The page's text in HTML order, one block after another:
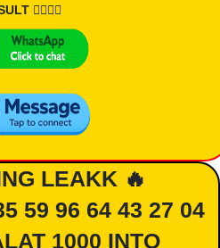
👇🏾👇🏾
LEAKK 🔥
59 96 64 43 27 04
1000 INTO